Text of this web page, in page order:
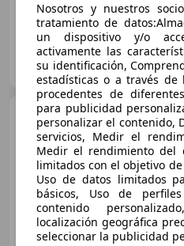
Particular
ES-46667 Barxeta
03/2006 199.990 km
Nosotros y nuestros
tratamiento de
un dispositivo y/o
activamente las
su identificación,
estadísticas o a través de
procedentes de
para publicidad
personalizar el contenido,
servicios, Medir el
Medir el rendimiento del
limitados con el objetivo
Uso de datos limitados
básicos, Uso de
contenido
localización geográfica
seleccionar la publicidad